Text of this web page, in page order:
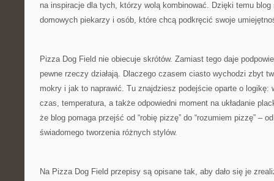
na inspiracje dla tych, którzy wolą kombinować. Dzięki temu
domowych piekarzy i osób, które chcą podkręcić swoje
Pizza Dog Field nie obiecuje skrótów. Zamiast tego daje
pewne rzeczy działają. Dlaczego czasem ciasto wychodzi zbyt
mokry i jak to naprawić. Tu znajdziesz podejście oparte o logikę:
czas, temperatura, a także odpowiedni moment na układanie
że blog pomaga przejść od “robię pizzę” do “rozumiem pizzę” –
świadomego tworzenia różnych stylów.
Na Pizza Dog Field przepisy są opisane tak, aby dało się je